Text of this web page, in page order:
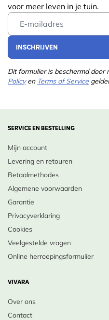
voor meer leven in je tuin.
Email Address
INSCHRIJVEN
Dit formulier is beschermd door
Policyen Terms of Service
SERVICE EN BESTELLING
Mijn account
Levering en retouren
Betaalmethodes
Algemene voorwaarden
Garantie
Privacyverklaring
Cookies
Veelgestelde vragen
Online herroepingsformulier
VIVARA
Over ons
Contact